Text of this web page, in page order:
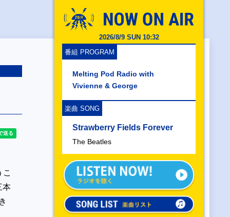
2026/8/9 SUN 10:32
番組 PROGRAM
Melting Pod Radio with
Vivienne & George
楽曲 SONG
Strawberry Fields Forever
The Beatles
本